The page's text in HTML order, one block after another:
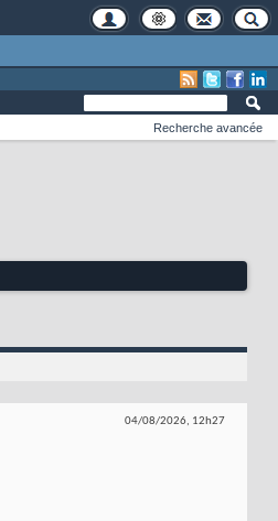
Recherche avancée
04/08/2026, 12h27